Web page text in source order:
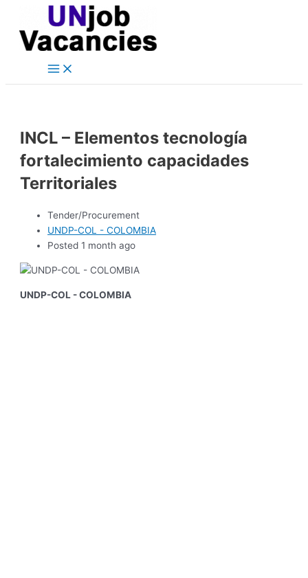
content
Main
INCL – Elementos tecnología
fortalecimiento capacidades
Territoriales
Tender/Procurement
UNDP-COL - COLOMBIA
Posted 1 month ago
UNDP-COL - COLOMBIA
navigation